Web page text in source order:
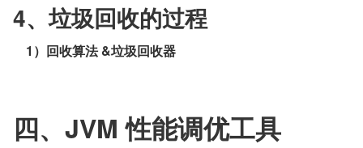
4、垃圾回收的过程
1）回收算法 &垃圾回收器
四、JVM 性能调优工具